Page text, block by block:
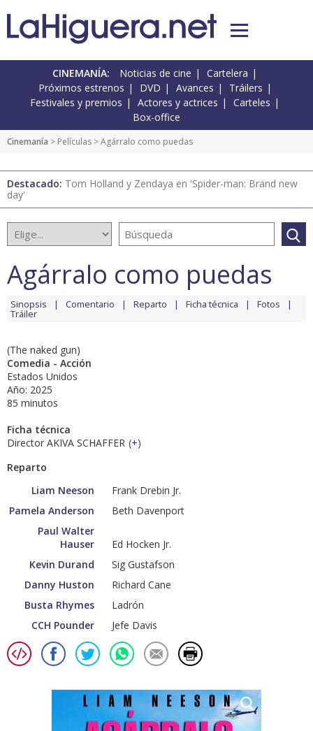
CINEMANÍA: Noticias de cine
Cartelera
Próximos estrenos
DVD Avances
Tráilers
Festivales y premios
Actores y actrices
Carteles
Box-office
Cinemanía > Películas > Agárralo como puedas
Destacado: Tom Holland y Zendaya en 'Spider-man: Brand new
day'
Agárralo como puedas
Sinopsis Comentario Reparto Ficha técnica Fotos
Tráiler
(The naked gun)
Comedia - Acción
Estados Unidos
Año: 2025
85 minutos
Ficha técnica
Director AKIVA SCHAFFER (+)
Reparto
Liam Neeson
Frank Drebin Jr.
Pamela Anderson
Beth Davenport
Paul Walter
Hauser
Ed Hocken Jr.
Kevin Durand
Sig Gustafson
Danny Huston
Richard Cane
Busta Rhymes
Ladrón
CCH Pounder
Jefe Davis